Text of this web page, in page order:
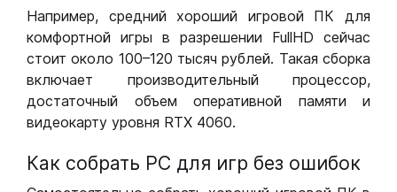
Например, средний хороший игровой ПК для
комфортной игры в разрешении FullHD сейчас
стоит около 100–120 тысяч рублей. Такая сборка
включает производительный процессор,
достаточный объем оперативной памяти и
видеокарту уровня RTX 4060.
Как собрать РС для игр без ошибок